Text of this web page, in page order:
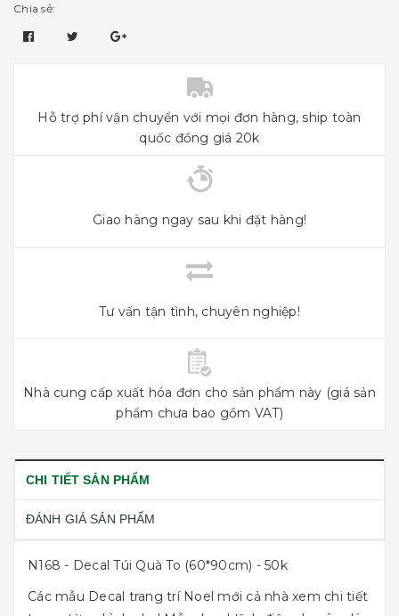
Chia sẻ:
Hỗ trợ phí vận chuyển với mọi đơn hàng, ship toàn
quốc đồng giá 20k
Giao hàng ngay sau khi đặt hàng!
Tư vấn tận tình, chuyên nghiệp!
Nhà cung cấp xuất hóa đơn cho sản phẩm này (giá sản
phẩm chưa bao gồm VAT)
CHI TIẾT SẢN PHẨM
ĐÁNH GIÁ SẢN PHẨM
N168 - Decal Túi Quà To (60*90cm) - 50k
Các mẫu Decal trang trí Noel mới cả nhà xem chi tiết